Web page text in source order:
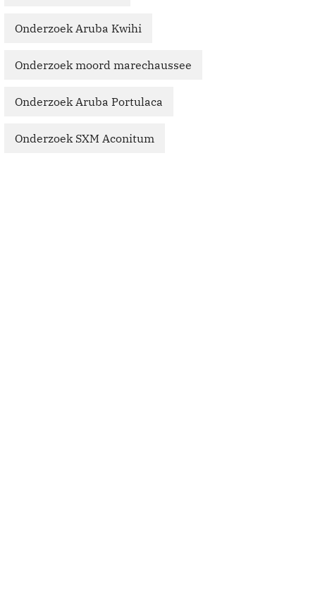
Onderzoek Aruba Kwihi
Onderzoek moord marechaussee
Onderzoek Aruba Portulaca
Onderzoek SXM Aconitum